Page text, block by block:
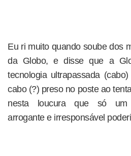
Eu ri muito quando soube dos
da Globo, e disse que a
tecnologia ultrapassada
cabo (?) preso no poste ao
nesta loucura que só um
arrogante e irresponsável